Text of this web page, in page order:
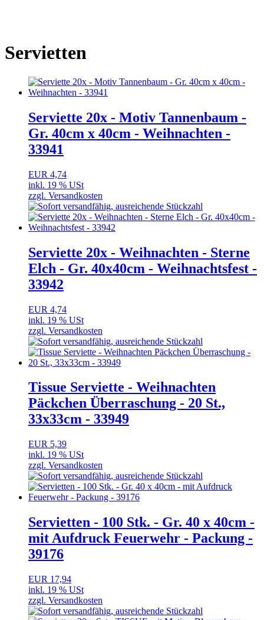
Servietten
Serviette 20x - Motiv Tannenbaum -
Gr. 40cm x 40cm - Weihnachten -
33941
EUR 4,74
inkl. 19 % USt
zzgl. Versandkosten
Serviette 20x - Weihnachten - Sterne
Elch - Gr. 40x40cm - Weihnachtsfest -
33942
EUR 4,74
inkl. 19 % USt
zzgl. Versandkosten
Tissue Serviette - Weihnachten
Päckchen Überraschung - 20 St.,
33x33cm - 33949
EUR 5,39
inkl. 19 % USt
zzgl. Versandkosten
Servietten - 100 Stk. - Gr. 40 x 40cm -
mit Aufdruck Feuerwehr - Packung -
39176
EUR 17,94
inkl. 19 % USt
zzgl. Versandkosten